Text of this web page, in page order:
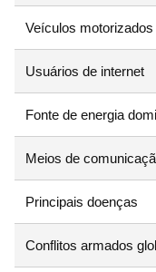
Veículos motorizados
Usuários de internet
Fonte de energia
Meios de
Principais doenças
Conflitos armados